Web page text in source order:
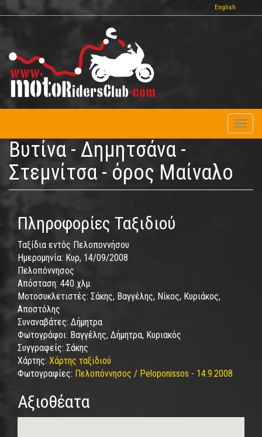
Παράκαμψη
προς
περιεχόμενο
English
Βυτίνα - Δημητσάνα -
Στεμνίτσα - όρος Μαίναλο
Πληροφορίες Ταξιδιού
Ταξίδια εντός Πελοποννήσου
Ημερομηνία: Κυρ, 14/09/2008
Πελοπόννησος
Απόσταση: 440 χλμ.
Μοτοσυκλετιστές: Σάκης, Βαγγέλης, Νίκος, Κυριάκος,
Αποστόλης
Συναναβάτες: Δήμητρα
Φωτογράφοι: Βαγγέλης, Δήμητρα, Κυριακός
Συγγραφείς: Σάκης
Χάρτης: Χάρτης ταξιδιού
Φωτογραφίες: Πελοπόννησος / Peloponissos - 14.9.2008
Αξιοθέατα